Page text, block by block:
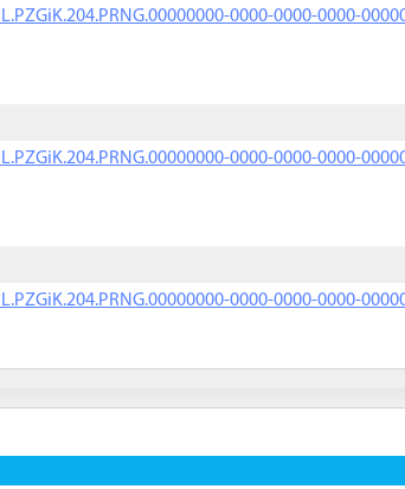
0000-0000-0000-
0000-0000-0000-
0000-0000-0000-